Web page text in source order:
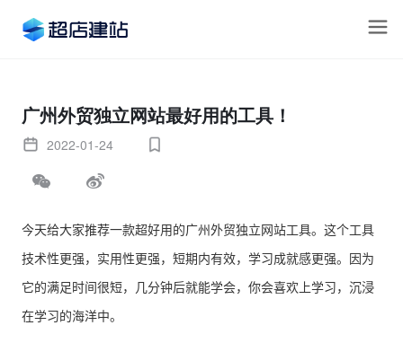
广州外贸独立网站最好用的工具！
2022-01-24
今天给大家推荐一款超好用的广州外贸独立网站工具。这个工具
技术性更强，实用性更强，短期内有效，学习成就感更强。因为
它的满足时间很短，几分钟后就能学会，你会喜欢上学习，沉浸
在学习的海洋中。